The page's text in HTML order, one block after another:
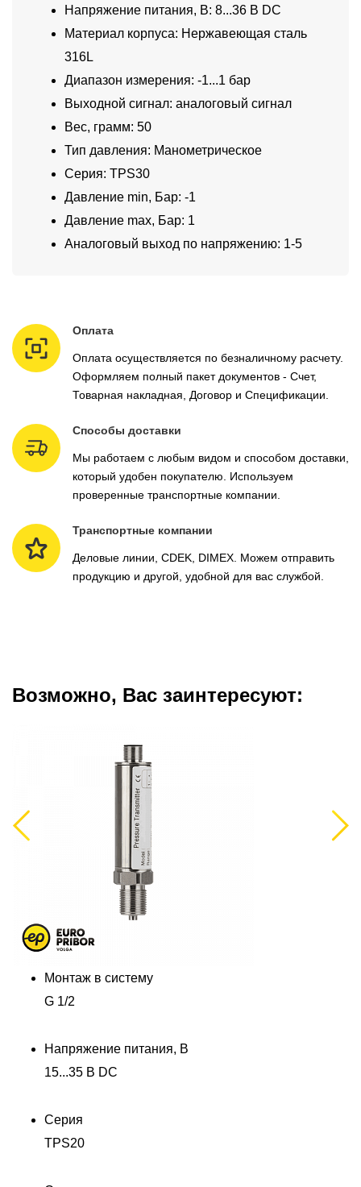
Напряжение питания, В: 8...36 В DC
Материал корпуса: Нержавеющая сталь
316L
Диапазон измерения: -1...1 бар
Выходной сигнал: аналоговый сигнал
Вес, грамм: 50
Тип давления: Манометрическое
Серия: TPS30
Давление min, Бар: -1
Давление max, Бар: 1
Аналоговый выход по напряжению: 1-5
Оплата
Оплата осуществляется по безналичному расчету.
Оформляем полный пакет документов - Счет,
Товарная накладная, Договор и Спецификации.
Способы доставки
Мы работаем с любым видом и способом доставки,
который удобен покупателю. Используем
проверенные транспортные компании.
Транспортные компании
Деловые линии, CDEK, DIMEX. Можем отправить
продукцию и другой, удобной для вас службой.
Возможно, Вас заинтересуют:
Previous
Монтаж в систему
G 1/2
Напряжение питания, В
15...35 В DC
Серия
TPS20
Next